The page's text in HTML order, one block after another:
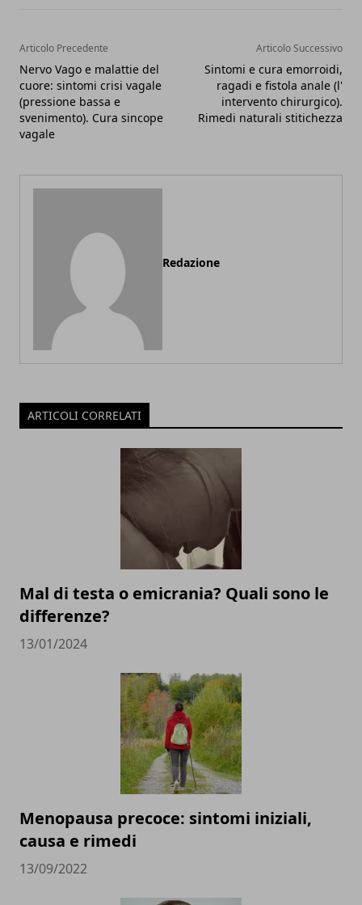
Articolo Precedente
Nervo Vago e malattie del
cuore: sintomi crisi vagale
(pressione bassa e
svenimento). Cura sincope
vagale
Articolo Successivo
Sintomi e cura emorroidi,
ragadi e fistola anale (l'
intervento chirurgico).
Rimedi naturali stitichezza
Redazione
ARTICOLI CORRELATI
Mal di testa o emicrania? Quali sono le
differenze?
13/01/2024
Menopausa precoce: sintomi iniziali,
causa e rimedi
13/09/2022